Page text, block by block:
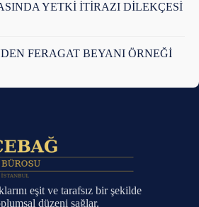
YETKİ İTİRAZI DİLEKÇESİ
FERAGAT BEYANI ÖRNEĞİ
eşit ve tarafsız bir şekilde
düzeni sağlar.